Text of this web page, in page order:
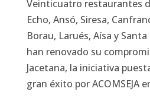
Veinticuatro restaurantes
Echo, Ansó, Siresa,
Borau, Larués, Aísa y
han renovado su
Jacetana, la iniciativa
gran éxito por ACOMSEJA